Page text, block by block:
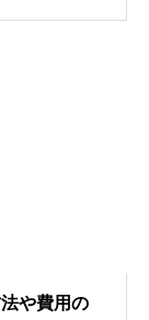
や費用の